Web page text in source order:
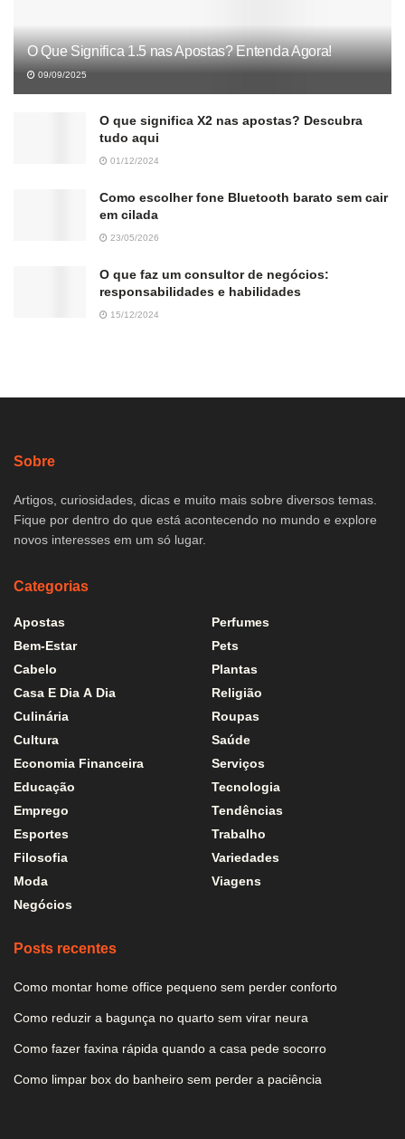
O Que Significa 1.5 nas Apostas? Entenda Agora!
09/09/2025
O que significa X2 nas apostas? Descubra
tudo aqui
01/12/2024
Como escolher fone Bluetooth barato sem cair
em cilada
23/05/2026
O que faz um consultor de negócios:
responsabilidades e habilidades
15/12/2024
Sobre
Artigos, curiosidades, dicas e muito mais sobre diversos temas.
Fique por dentro do que está acontecendo no mundo e explore
novos interesses em um só lugar.
Categorias
Apostas
Bem-Estar
Cabelo
Casa E Dia A Dia
Culinária
Cultura
Economia Financeira
Educação
Emprego
Esportes
Filosofia
Moda
Negócios
Perfumes
Pets
Plantas
Religião
Roupas
Saúde
Serviços
Tecnologia
Tendências
Trabalho
Variedades
Viagens
Posts recentes
Como montar home office pequeno sem perder conforto
Como reduzir a bagunça no quarto sem virar neura
Como fazer faxina rápida quando a casa pede socorro
Como limpar box do banheiro sem perder a paciência